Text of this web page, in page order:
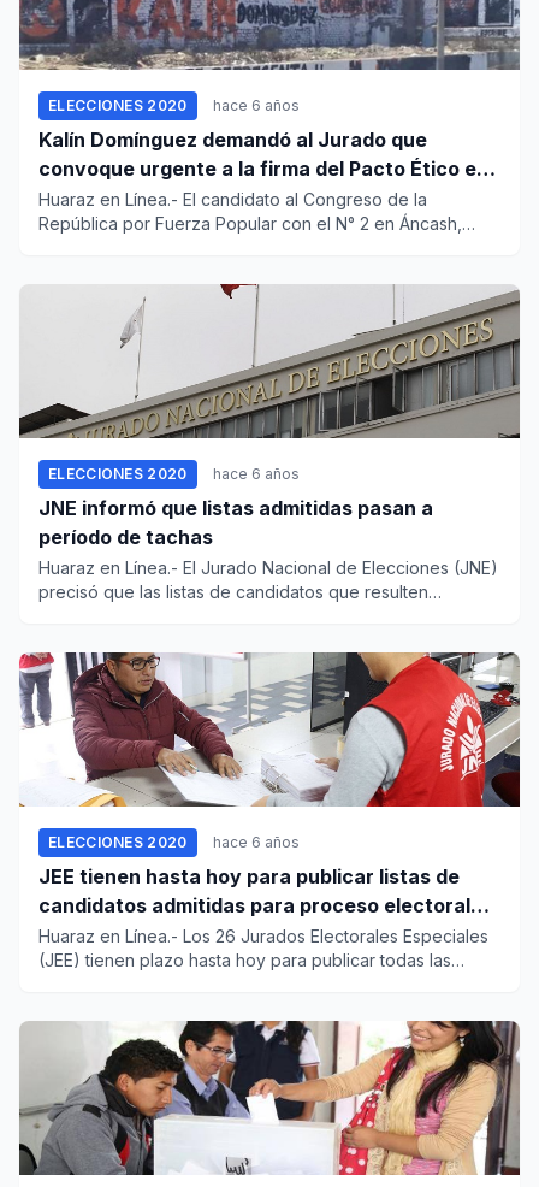
ELECCIONES 2020 hace 6 años
Kalín Domínguez demandó al Jurado que
convoque urgente a la firma del Pacto Ético en
Áncash
Huaraz en Línea.- El candidato al Congreso de la
República por Fuerza Popular con el N° 2 en Áncash,
ELECCIONES 2020 hace 6 años
JNE informó que listas admitidas pasan a
período de tachas
Huaraz en Línea.- El Jurado Nacional de Elecciones (JNE)
precisó que las listas de candidatos que resulten
ELECCIONES 2020 hace 6 años
JEE tienen hasta hoy para publicar listas de
candidatos admitidas para proceso electoral
del 2020
Huaraz en Línea.- Los 26 Jurados Electorales Especiales
(JEE) tienen plazo hasta hoy para publicar todas las